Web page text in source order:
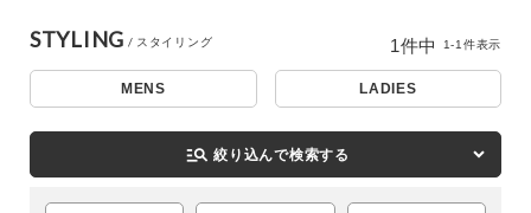
STYLING
MENS LADIES
manage_search 絞り込んで検索する
1件中 1-1件表示